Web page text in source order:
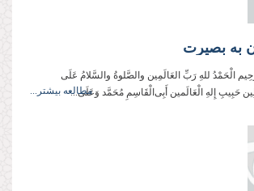
به بصیرت
الْحَمْدُ للهِ رَبِّ العَالَمِین والصَّلوةُ والسَّلامُ عَلَی
حَبِیبِ إِلهِ الْعَالَمین أَبِی‌الْقَاسِمِ مُحَمَّد وَعَلَی...مطالعه بیشتر...